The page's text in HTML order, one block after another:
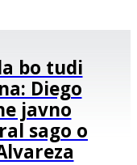
bo tudi
Diego
javno
sago o